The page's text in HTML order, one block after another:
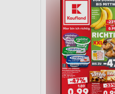
Entwicklung und Verbesserung
Verwendung reduzierter
IAB-Besonderheiten:
Verwendung genauer
Geräte anhand von aktiv